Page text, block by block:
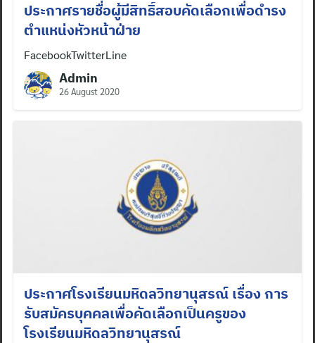
ประกาศรายชื่อผู้มีสิทธิ์สอบคัดเลือกเพื่อดำรง
ตำแหน่งหัวหน้าฝ่าย
FacebookTwitterLine
Admin
26 August 2020
ประกาศโรงเรียนมหิดลวิทยานุสรณ์ เรื่อง การ
รับสมัครบุคคลเพื่อคัดเลือกเป็นครูของ
โรงเรียนมหิดลวิทยานุสรณ์